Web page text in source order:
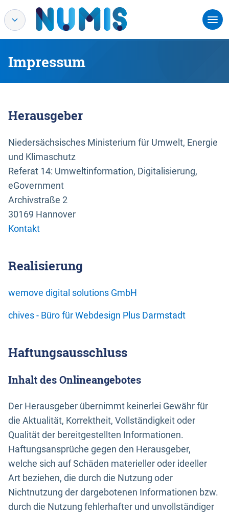
Impressum
Herausgeber
Niedersächsisches Ministerium für Umwelt, Energie
und Klimaschutz
Referat 14: Umweltinformation, Digitalisierung,
eGovernment
Archivstraße 2
30169 Hannover
Kontakt
Realisierung
wemove digital solutions GmbH
chives - Büro für Webdesign Plus Darmstadt
Haftungsausschluss
Inhalt des Onlineangebotes
Der Herausgeber übernimmt keinerlei Gewähr für
die Aktualität, Korrektheit, Vollständigkeit oder
Qualität der bereitgestellten Informationen.
Haftungsansprüche gegen den Herausgeber,
welche sich auf Schäden materieller oder ideeller
Art beziehen, die durch die Nutzung oder
Nichtnutzung der dargebotenen Informationen bzw.
durch die Nutzung fehlerhafter und unvollständiger